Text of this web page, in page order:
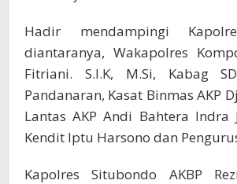
Hadir mendampingi
diantaranya, Wakapolres
Fitriani. S.I.K, M.Si, Kabag
Pandanaran, Kasat Binmas AKP
Lantas AKP Andi Bahtera Indra
Kendit Iptu Harsono dan
Kapolres Situbondo AKBP